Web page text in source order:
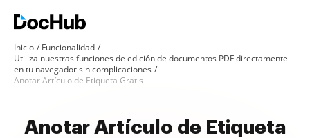
Inicio
Funcionalidad
Utiliza nuestras funciones de edición de documentos PDF directamente
en tu navegador sin complicaciones
Anotar Artículo de Etiqueta Gratis
Anotar Artículo de Etiqueta